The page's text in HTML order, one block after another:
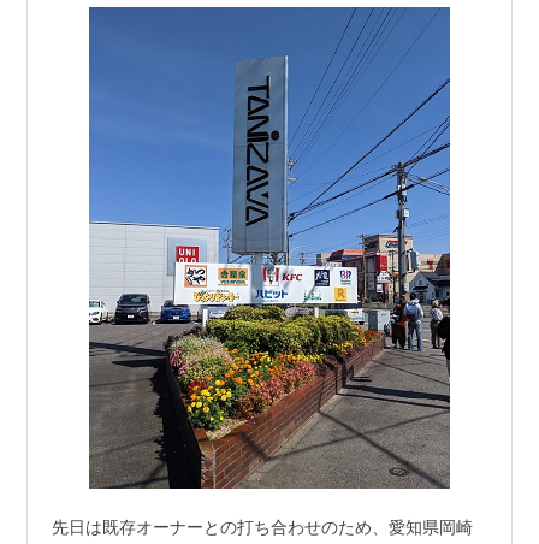
先日は既存オーナーとの打ち合わせのため、愛知県岡崎